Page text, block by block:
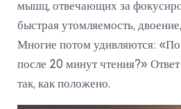
мышц, отвечающих за
быстрая утомляемость,
Многие потом удивляются:
после 20 минут чтения?»
так, как положено.